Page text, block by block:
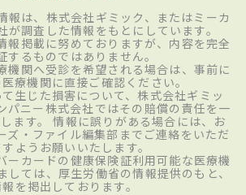
報は、株式会社ギミック、またはミーカ
が調査した情報をもとにしています。
報掲載に努めておりますが、内容を完全
するものではありません。
機関へ受診を希望される場合は、事前に
療機関に直接ご確認ください。
生じた損害について、株式会社ギミッ
パニー株式会社ではその賠償の責任を一
ます。 情報に誤りがある場合には、お
ズ・ファイル編集部までご連絡をいただ
ようお願いいたします。
ーカードの健康保険証利用可能な医療機
しては、厚生労働省の情報提供のもと、
を掲出しております。